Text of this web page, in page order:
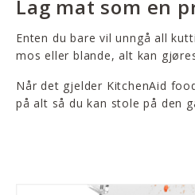
Lag mat som en
Enten du bare vil unngå all
mos eller blande, alt kan
Når det gjelder KitchenAid
på alt så du kan stole på den